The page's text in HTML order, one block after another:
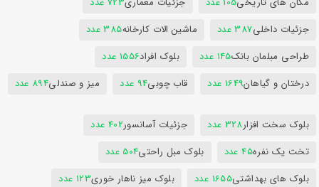
جزئیات داخلی387 عدد ماشین الات کارخانه385 عدد
طراحی مبلمان بانک145 عدد بلوک افراد1556 عدد
درختان و گیاهان1649 عدد قاب چوبی94 عدد میز و صندلی894 عدد
بلوک سخت افزار328 عدد جزئیات آسانسور402 عدد
تخت یک نفره45 عدد بلوک مبل راحتی504 عدد
بلوک های بهداشتی1655 عدد بلوک میز ناهار خوری123 عدد